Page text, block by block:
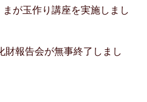
が玉作り講座を実施しまし
財報告会が無事終了しまし